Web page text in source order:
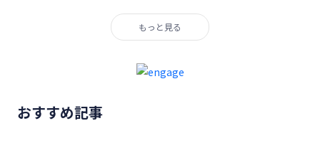
もっと見る
おすすめ記事